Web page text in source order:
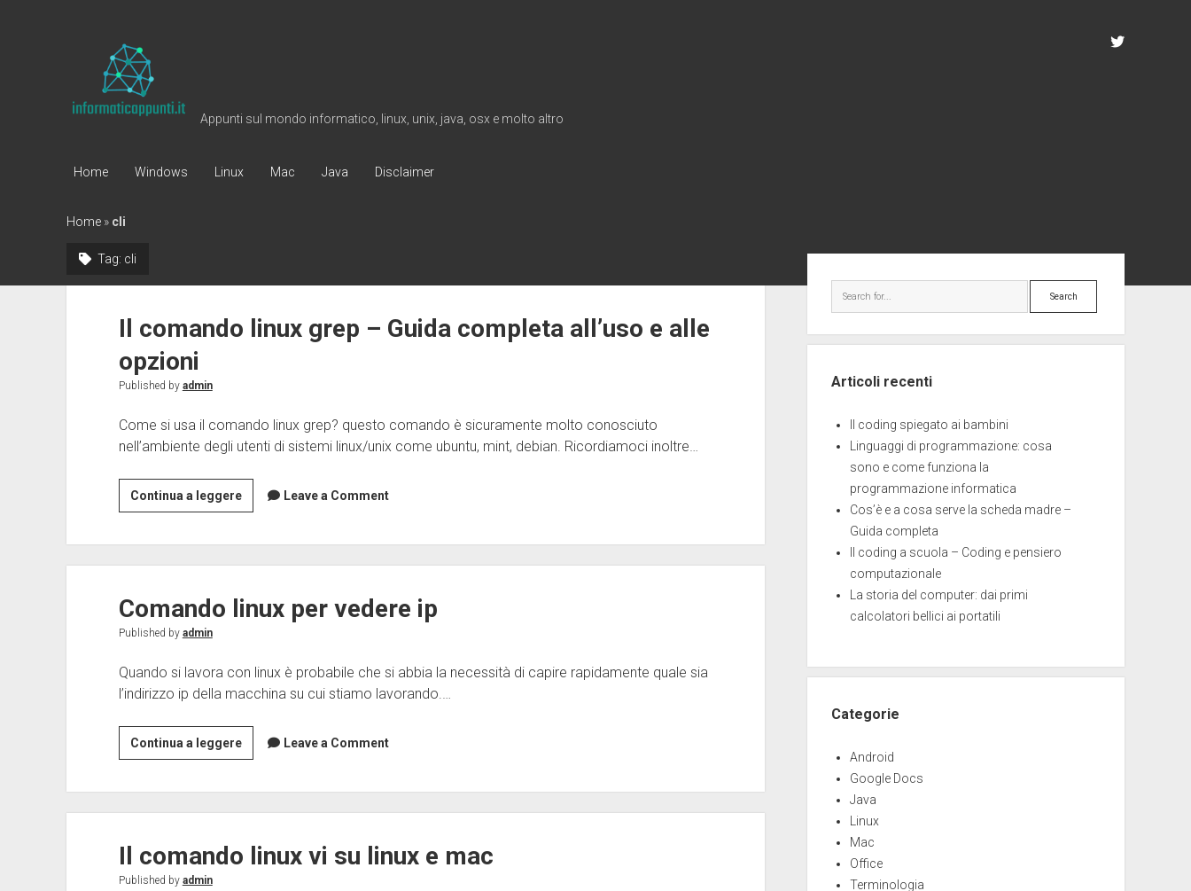
Informaticappunti
Appunti sul mondo informatico, linux, unix, java, osx e molto altro
twitter
Home Windows Linux Mac Java Disclaimer
Home» cli
Tag: cli
Il comando linux grep – Guida completa all’uso e alle
opzioni
Published by admin
Come si usa il comando linux grep? questo comando è sicuramente molto conosciuto
nell’ambiente degli utenti di sistemi linux/unix come ubuntu, mint, debian. Ricordiamoci inoltre…
Continua a leggereIl
comando
Guida
completa
Leave a Comment
Comando linux per vedere ip
Published by admin
Quando si lavora con linux è probabile che si abbia la necessità di capire rapidamente quale sia
l’indirizzo ip della macchina su cui stiamo lavorando.…
Continua a leggereComando
linux
Leave a Comment
Il comando linux vi su linux e mac
Published by admin
Search
Articoli recenti
Il coding spiegato ai bambini
Linguaggi di programmazione: cosa
sono e come funziona la
programmazione informatica
Cos’è e a cosa serve la scheda madre –
Guida completa
Il coding a scuola – Coding e pensiero
computazionale
La storia del computer: dai primi
calcolatori bellici ai portatili
Categorie
Android
Google Docs
Java
Linux
Mac
Office
Terminologia